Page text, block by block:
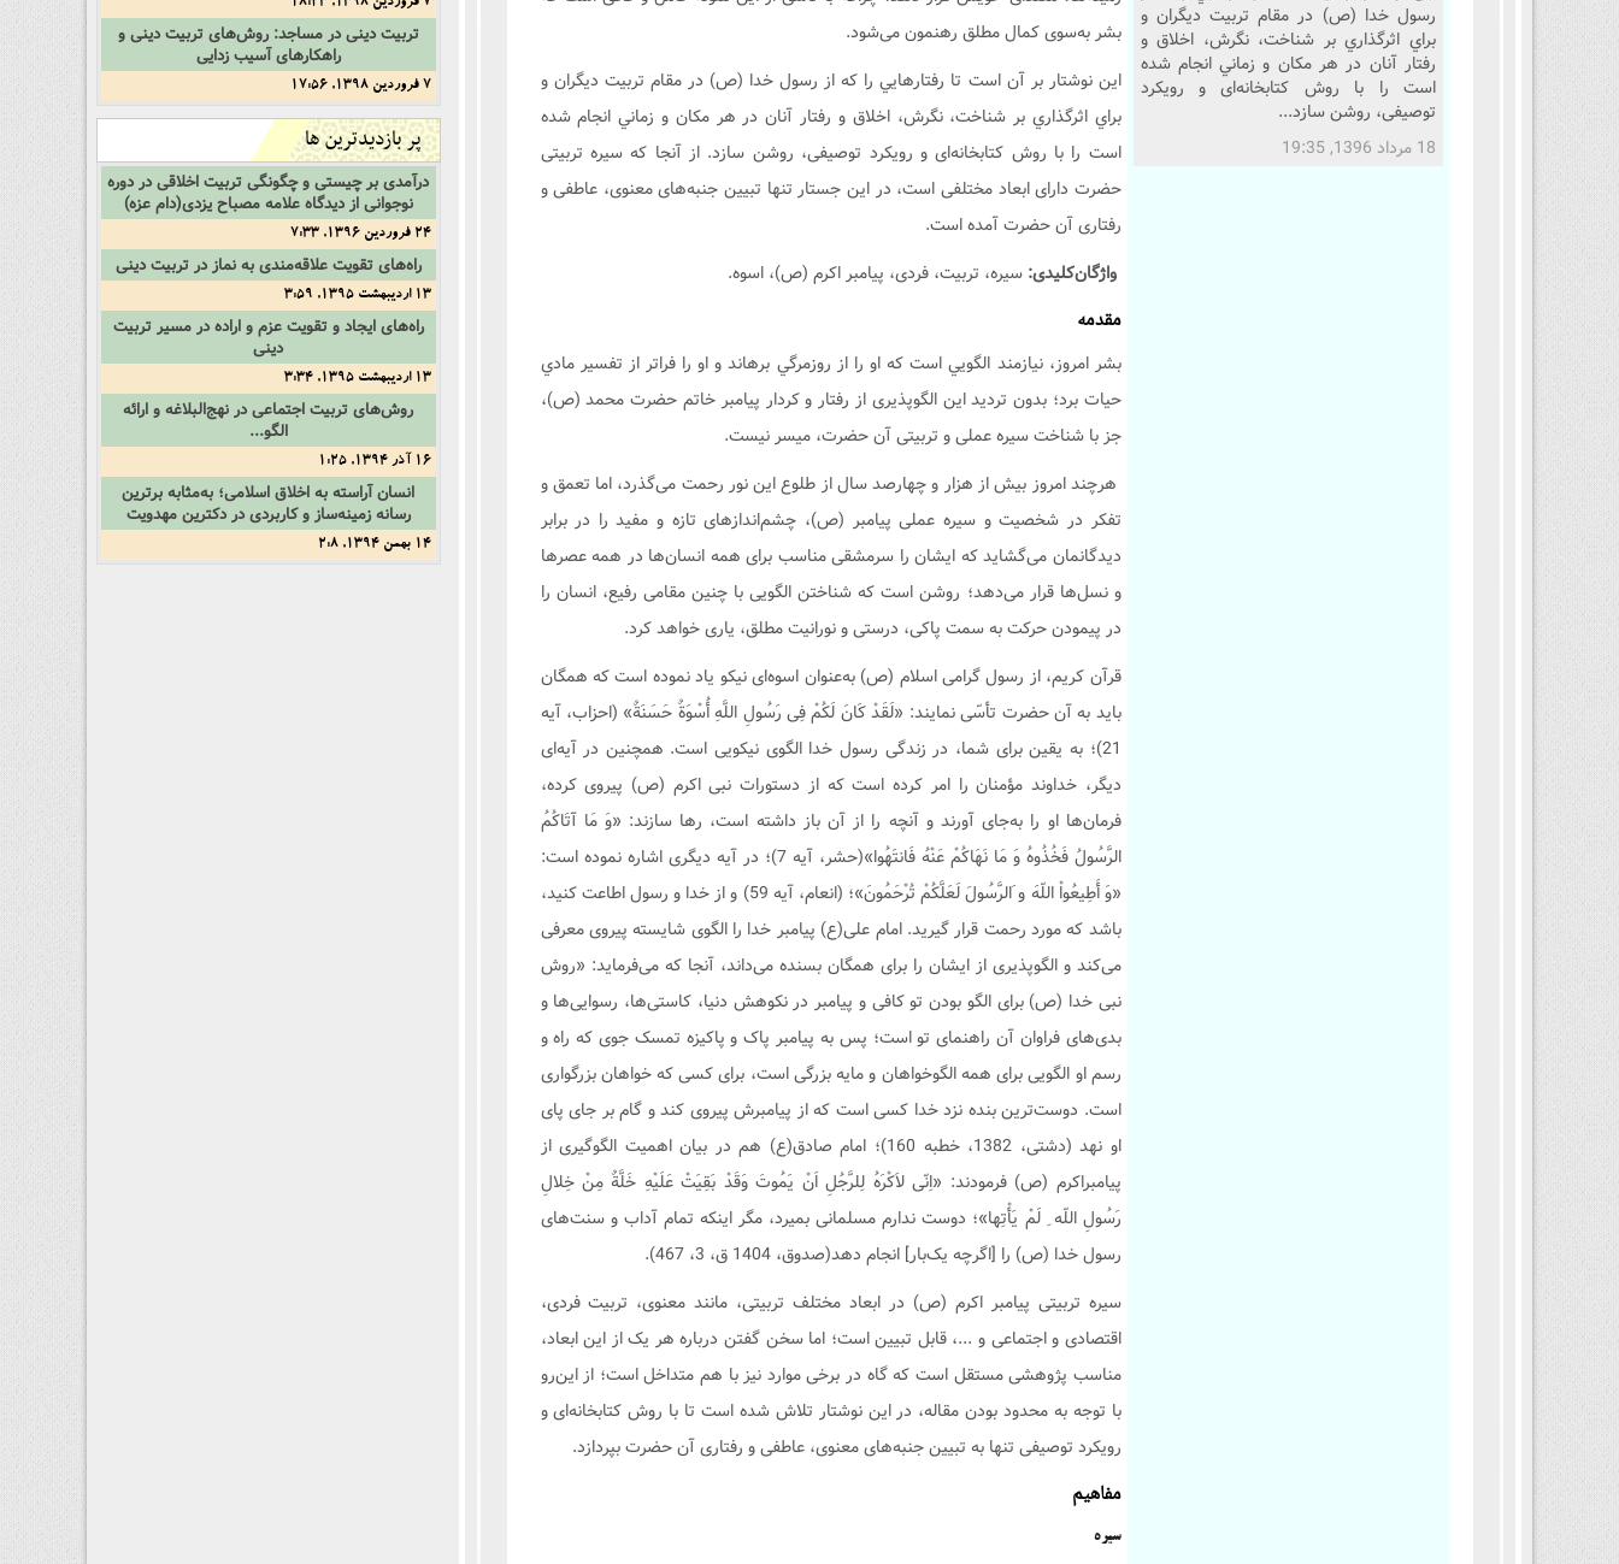
رسول خدا (ص) در مقام تربيت ديگران و
براي اثرگذاري بر شناخت، نگرش، اخلاق و
رفتار آنان در هر مکان و زماني انجام ‌شده
است را با روش کتابخانه‌ای و رویکرد
توصیفی، روشن سازد...
18 مرداد 1396, 19:35
بشر به‌سوی کمال مطلق رهنمون می‌شود.
اين نوشتار بر آن است تا رفتارهايي را که از رسول خدا (ص) در مقام تربيت ديگران و
براي اثرگذاري بر شناخت، نگرش، اخلاق و رفتار آنان در هر مکان و زماني انجام ‌شده
است را با روش کتابخانه‌ای و رویکرد توصیفی، روشن سازد. از آنجا که سیره تربیتی
حضرت دارای ابعاد مختلفى است، در این جستار تنها تبیین جنبه‌های معنوی، عاطفى و
رفتاری آن حضرت آمده است.
واژگان‌کلیدی:سیره، تربیت، فردی، پیامبر اکرم (ص)، اسوه.
مقدمه
بشر امروز، نيازمند الگويي است كه او را از روزمرگي برهاند و او را فراتر از تفسير مادي
حيات برد؛ بدون تردید اين الگوپذیری از رفتار و كردار پيامبر خاتم حضرت محمد (ص)،
جز با شناخت سیره عملی و تربیتی آن حضرت، میسر نیست.
هرچند امروز بیش از هزار و چهارصد سال از طلوع این نور رحمت می‌گذرد، اما تعمق و
تفکر در شخصیت و سیره عملی پیامبر (ص)، چشم‌اندازهای تازه و مفید را در برابر
دیدگانمان می‌گشاید که ایشان را سرمشقی مناسب برای همه انسان‌ها در همه عصرها
و نسل‌ها قرار می‌دهد؛ روشن است که شناختن الگویی با چنین مقامی رفیع، انسان را
در پیمودن حرکت به سمت پاکی، درستی و نورانیت مطلق، یاری خواهد کرد.
قرآن کریم، از رسول گرامی اسلام (ص) به‌عنوان اسوه‌ای نیکو یاد نموده است که همگان
باید به آن حضرت تأسّی نمایند: «لَقَدْ کَانَ لَکُمْ فِی رَسُولِ اللَّهِ أُسْوَةٌ حَسَنَةٌ» (احزاب، آیه
21)؛ به یقین برای شما، در زندگی رسول خدا الگوی نیکویی است. همچنین در آیه‌ای
دیگر، خداوند مؤمنان را امر کرده است که از دستورات نبی اکرم (ص) پیروی کرده،
فرمان‌ها او را به‌جای آورند و آنچه را از آن باز داشته است، رها سازند: «وَ مَا آتَاکُمُ
الرَّسُولُ فَخُذُوهُ وَ مَا نَهَاکُمْ عَنْهُ فَانتَهُوا»(حشر، آیه 7)؛ در آیه دیگری اشاره نموده است:
«وَ أَطِیعُواْ اللّهَ و َالرَّسُولَ لَعَلَّکُمْ تُرْحَمُونَ»؛ (انعام، آیه 59) و از خدا و رسول اطاعت کنید،
باشد که مورد رحمت قرار گیرید. امام علی(ع) پیامبر خدا را الگوی شایسته پیروی معرفی
می‌کند و الگوپذیری از ایشان را برای همگان بسنده می‌داند، آنجا که می‌فرماید: «روش
نبی خدا (ص) برای الگو بودن تو کافی و پیامبر در نکوهش دنیا، کاستی‌ها، رسوایی‌ها و
بدی‌های فراوان آن راهنمای تو است؛ پس به پیامبر پاک و پاکیزه تمسک جوی که راه و
رسم او الگویی برای همه الگوخواهان و مایه بزرگی است، برای کسی که خواهان بزرگواری
است. دوست‌ترین بنده نزد خدا کسی است که از پیامبرش پیروی کند و گام بر جای پای
او نهد (دشتی، 1382، خطبه 160)؛ امام صادق(ع) هم در بیان اهمیت الگوگیری از
پیامبراکرم (ص) فرمودند: «اِنّی لاَکْرَهُ لِلرَّجُلِ اَنْ یَمُوتَ وَقَدْ بَقِیَتْ عَلَیْهِ خَلَّةٌ مِنْ خِلالِ
رَسُولِ اللّه ِ لَمْ یَأْتِها»؛ دوست ندارم مسلمانی بمیرد، مگر اینکه تمام آداب و سنت‌های
رسول خدا (ص) را [اگرچه یک‌بار] انجام دهد(صدوق، 1404 ق، 3، 467).
سیره تربیتی پیامبر اکرم (ص) در ابعاد مختلف تربیتی، مانند معنوی، تربیت فردی،
اقتصادی و اجتماعی و ...، قابل تبیین است؛ اما سخن گفتن درباره هر یک از این ابعاد،
مناسب پژوهشی مستقل است که گاه در برخی موارد نیز با هم متداخل است؛ از این‌رو
با توجه به محدود بودن مقاله، در این نوشتار تلاش شده است تا با روش کتابخانه‌ای و
رویکرد توصیفی تنها به تبیین جنبه‌های معنوی، عاطفى و رفتاری آن حضرت بپردازد.
مفاهیم
سیره
تربیت دینی در مساجد: روش‌های تربیت دینی و
راهکارهای آسیب زدایی
7 فروردین 1398, 17:56
پر بازدیدترین ها
درآمدی بر چیستی و چگونگی تربیت اخلاقی در دوره
نوجوانی از دیدگاه علامه مصباح یزدی(دام عزه)
24 فروردین 1396, 7:33
راه‌های تقویت علاقه‌مندی به نماز در تربیت دینی
13 اردیبهشت 1395, 3:59
راه‌هاى ايجاد و تقویت عزم و اراده‏ در مسیر تربیت
دینی
13 اردیبهشت 1395, 3:34
روش‌های تربیت اجتماعی در نهج‌البلاغه و ارائه
الگو...
16 آذر 1394, 1:25
انسان آراسته به اخلاق اسلامی؛ به‌مثابه برترین
رسانه زمینه‌ساز و کاربردی در دکترین مهدویت
14 بهمن 1394, 2:8